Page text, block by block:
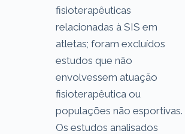
fisioterapêuticas
relacionadas à SIS em
atletas; foram excluídos
estudos que não
envolvessem atuação
fisioterapêutica ou
populações não esportivas.
Os estudos analisados